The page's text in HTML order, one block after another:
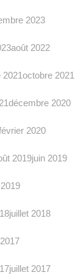
2023
août 2022
octobre 2021
décembre 2020
2020
2019juin 2019
juillet 2018
juillet 2017